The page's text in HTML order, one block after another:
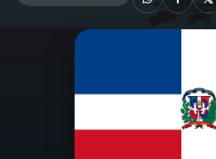
PROGRAMAS